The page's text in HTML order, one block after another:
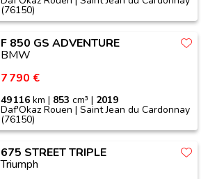
(76150)
F 850 GS ADVENTURE
BMW
7 790 €
49 116 km | 853 cm³ | 2019
Daf'Okaz Rouen | Saint Jean du Cardonnay
(76150)
675 STREET TRIPLE
Triumph